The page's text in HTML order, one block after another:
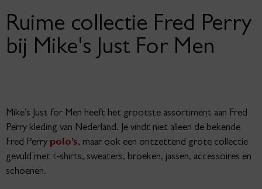
Ruime collectie Fred Perry
bij Mike's Just For Men
Mike’s Just for Men heeft het grootste assortiment aan Fred
Perry kleding van Nederland. Je vindt niet alleen de bekende
Fred Perry polo’s, maar ook een ontzettend grote collectie
gevuld met t-shirts, sweaters, broeken, jassen, accessoires en
schoenen.